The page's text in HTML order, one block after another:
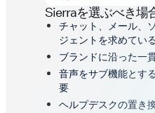
Sierraを選ぶべき場
チャット、メール、
ジェントを求めてい
ブランドに沿った一
音声をサブ機能とす
要
ヘルプデスクの置き